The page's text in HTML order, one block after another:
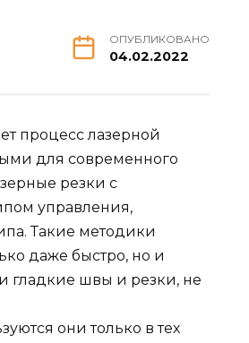
ОПУБЛИКОВАНО
04.02.2022
процесс лазерной
для современного
резки с
управления,
Такие методики
даже быстро, но и
гладкие швы и резки, не
они только в тех